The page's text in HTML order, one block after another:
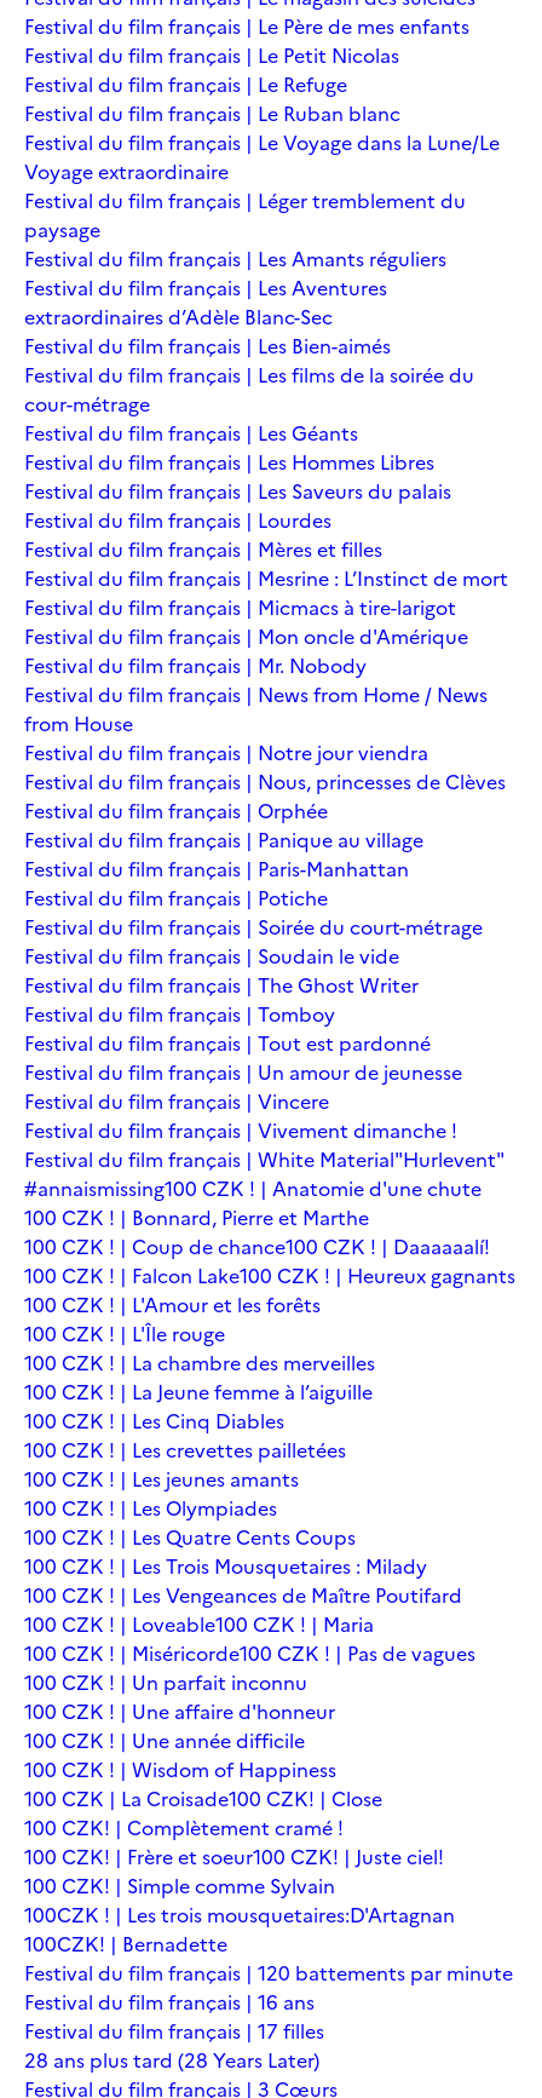
Festival du film français | Le Père de mes enfants
Festival du film français | Le Petit Nicolas
Festival du film français | Le Refuge
Festival du film français | Le Ruban blanc
Festival du film français | Le Voyage dans la Lune/Le
Voyage extraordinaire
Festival du film français | Léger tremblement du
paysage
Festival du film français | Les Amants réguliers
Festival du film français | Les Aventures
extraordinaires d’Adèle Blanc-Sec
Festival du film français | Les Bien-aimés
Festival du film français | Les films de la soirée du
cour-métrage
Festival du film français | Les Géants
Festival du film français | Les Hommes Libres
Festival du film français | Les Saveurs du palais
Festival du film français | Lourdes
Festival du film français | Mères et filles
Festival du film français | Mesrine : L’Instinct de mort
Festival du film français | Micmacs à tire-larigot
Festival du film français | Mon oncle d'Amérique
Festival du film français | Mr. Nobody
Festival du film français | News from Home / News
from House
Festival du film français | Notre jour viendra
Festival du film français | Nous, princesses de Clèves
Festival du film français | Orphée
Festival du film français | Panique au village
Festival du film français | Paris-Manhattan
Festival du film français | Potiche
Festival du film français | Soirée du court-métrage
Festival du film français | Soudain le vide
Festival du film français | The Ghost Writer
Festival du film français | Tomboy
Festival du film français | Tout est pardonné
Festival du film français | Un amour de jeunesse
Festival du film français | Vincere
Festival du film français | Vivement dimanche !
Festival du film français | White Material"Hurlevent"
#annaismissing100 CZK ! | Anatomie d'une chute
100 CZK ! | Bonnard, Pierre et Marthe
100 CZK ! | Coup de chance100 CZK ! | Daaaaaalí!
100 CZK ! | Falcon Lake100 CZK ! | Heureux gagnants
100 CZK ! | L'Amour et les forêts
100 CZK ! | L'Île rouge
100 CZK ! | La chambre des merveilles
100 CZK ! | La Jeune femme à l’aiguille
100 CZK ! | Les Cinq Diables
100 CZK ! | Les crevettes pailletées
100 CZK ! | Les jeunes amants
100 CZK ! | Les Olympiades
100 CZK ! | Les Quatre Cents Coups
100 CZK ! | Les Trois Mousquetaires : Milady
100 CZK ! | Les Vengeances de Maître Poutifard
100 CZK ! | Loveable100 CZK ! | Maria
100 CZK ! | Miséricorde100 CZK ! | Pas de vagues
100 CZK ! | Un parfait inconnu
100 CZK ! | Une affaire d'honneur
100 CZK ! | Une année difficile
100 CZK ! | Wisdom of Happiness
100 CZK | La Croisade100 CZK! | Close
100 CZK! | Complètement cramé !
100 CZK! | Frère et soeur100 CZK! | Juste ciel!
100 CZK! | Simple comme Sylvain
100CZK ! | Les trois mousquetaires:D'Artagnan
100CZK! | Bernadette
Festival du film français | 120 battements par minute
Festival du film français | 16 ans
Festival du film français | 17 filles
28 ans plus tard (28 Years Later)
Festival du film français | 3 Cœurs